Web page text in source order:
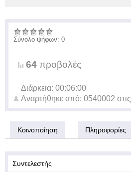
Σύνολο ψήφων: 0
64 προβολές
Διάρκεια: 00:06:00
Αναρτήθηκε από: 0540002 στις
Κοινοποίηση Πληροφορίες
Συντελεστής